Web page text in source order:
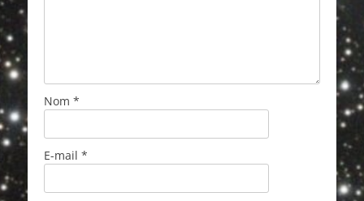
Nom *
E-mail *